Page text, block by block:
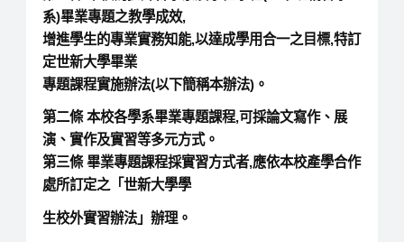
系)畢業專題之教學成效,
增進學生的專業實務知能,以達成學用合一之目標,特訂
定世新大學畢業
專題課程實施辦法(以下簡稱本辦法)。
第二條 本校各學系畢業專題課程,可採論文寫作、展
演、實作及實習等多元方式。
第三條 畢業專題課程採實習方式者,應依本校產學合作
處所訂定之「世新大學學
生校外實習辦法」辦理。